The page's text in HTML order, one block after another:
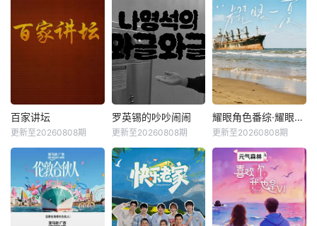
百家讲坛
更新至20260808期
罗英锡的吵吵闹闹
更新至20260808期
耀眼角色番综·耀眼一夏
更新至20260808期